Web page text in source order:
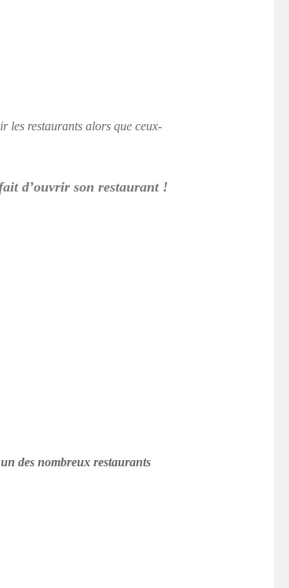
les restaurants alors que ceux-
d’ouvrir son restaurant !
des nombreux restaurants